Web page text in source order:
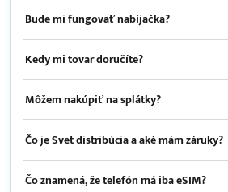
Bude mi fungovať nabíjačka?
Kedy mi tovar doručíte?
Môžem nakúpiť na splátky?
Čo je Svet distribúcia a aké mám záruky?
Čo znamená, že telefón má iba eSIM?